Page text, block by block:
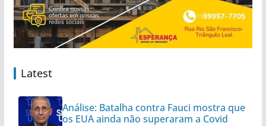
Latest
Análise: Batalha contra Fauci mostra que
os EUA ainda não superaram a Covid